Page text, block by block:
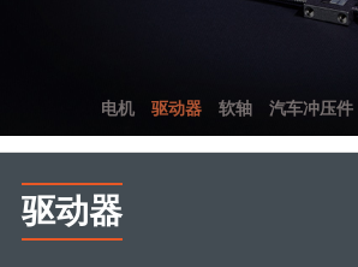
电机 驱动器 软轴 汽车冲压件
驱动器